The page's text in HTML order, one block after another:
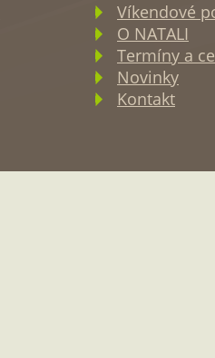
Víkendové
O NATALI
Termíny a
Novinky
Kontakt